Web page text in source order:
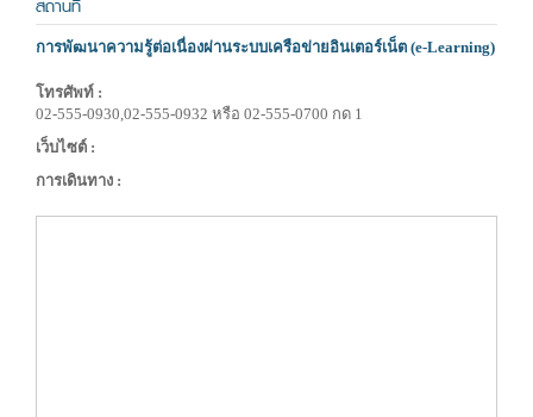
สถานที่
การพัฒนาความรู้ต่อเนื่องผ่านระบบเครือข่ายอินเตอร์เน็ต (e-Learning)
โทรศัพท์ :
02-555-0930,02-555-0932 หรือ 02-555-0700 กด 1
เว็บไซต์ :
การเดินทาง :